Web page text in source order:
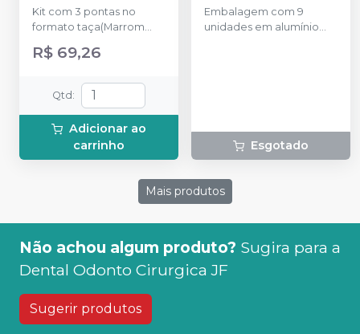
Kit com 3 pontas no
formato taça(Marrom
Azul Fino) e 3 pontas no
Grosso, Verde Regular e
Azul Fino) + Broqueiro
autoclavável - 35 furos.
R$ 69,26
Qtd :
Adicionar ao
carrinho
Embalagem com 9
unidades em alumínio
Esgotado
Mais produtos
Não achou algum produto? Sugira para a
Dental Odonto Cirurgica JF
Sugerir produtos